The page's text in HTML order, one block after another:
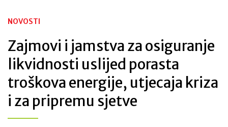
NOVOSTI
Zajmovi i jamstva za osiguranje
likvidnosti uslijed porasta
troškova energije, utjecaja kriza
i za pripremu sjetve